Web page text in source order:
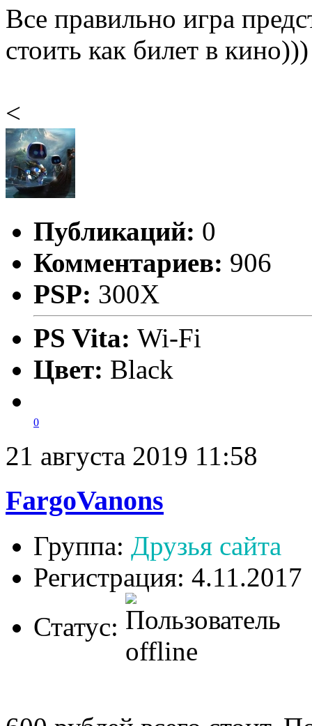
Все правильно игра
стоить как билет в кино)))
<
Публикаций: 0
Комментариев: 906
PSP: 300X
PS Vita: Wi-Fi
Цвет: Black
0
21 августа 2019 11:58
FargoVanons
Группа: Друзья сайта
Регистрация: 4.11.2017
Статус: